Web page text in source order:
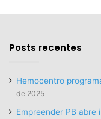
Posts recentes
Hemocentro
de 2025
Empreender PB